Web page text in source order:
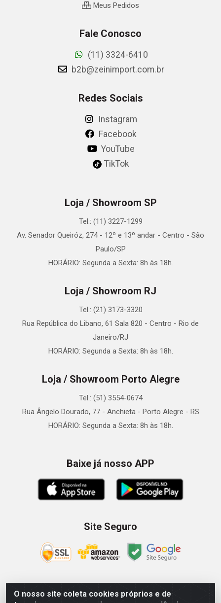
O nosso site coleta cookies próprios e de
Meus Pedidos
Fale Conosco
(11) 3324-6410
b2b@zeinimport.com.br
Redes Sociais
Instagram
Facebook
YouTube
TikTok
Loja / Showroom SP
Tel.: (11) 3227-1299
Av. Senador Queiróz, 274 - 12º e 13º andar - Centro - São
Paulo/SP
HORÁRIO: Segunda a Sexta: 8h às 18h.
Loja / Showroom RJ
Tel.: (21) 3173-3320
Rua República do Libano, 61 Sala 820 - Centro - Rio de
Janeiro/RJ
HORÁRIO: Segunda a Sexta: 8h às 18h.
Loja / Showroom Porto Alegre
Tel.: (51) 3554-0674
Rua Ângelo Dourado, 77 - Anchieta - Porto Alegre - RS
HORÁRIO: Segunda a Sexta: 8h às 18h.
Baixe já nosso APP
Site Seguro
Zein Importação e Comércio LTDA - Av. Senador Queiróz, 274